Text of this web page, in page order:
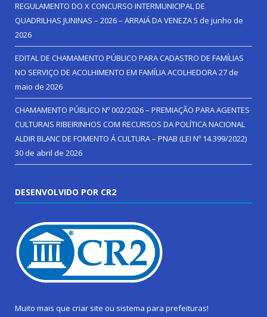
REGULAMENTO DO X CONCURSO INTERMUNICIPAL DE
QUADRILHAS JUNINAS – 2026 – ARRAIÁ DA VENEZA5 de junho de
2026
EDITAL DE CHAMAMENTO PÚBLICO PARA CADASTRO DE FAMÍLIAS
NO SERVIÇO DE ACOLHIMENTO EM FAMÍLIA ACOLHEDORA27 de
maio de 2026
CHAMAMENTO PÚBLICO Nº 002/2026 – PREMIAÇÃO PARA AGENTES
CULTURAIS RIBEIRINHOS COM RECURSOS DA POLÍTICA NACIONAL
ALDIR BLANC DE FOMENTO Á CULTURA – PNAB (LEI Nº 14.399/2022)
30 de abril de 2026
DESENVOLVIDO POR CR2
Muito mais que criar site ou sistema para prefeituras!